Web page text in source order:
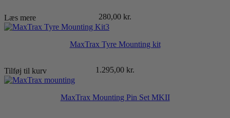
280,00 kr.
Læs mere
MaxTrax Tyre Mounting kit
1.295,00 kr.
Tilføj til kurv
MaxTrax Mounting Pin Set MKII